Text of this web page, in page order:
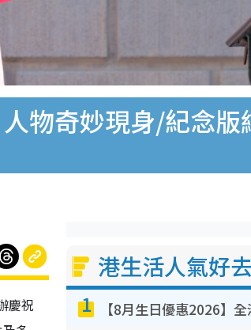
物奇妙現身/紀念版
慶祝
港生活人氣好
1